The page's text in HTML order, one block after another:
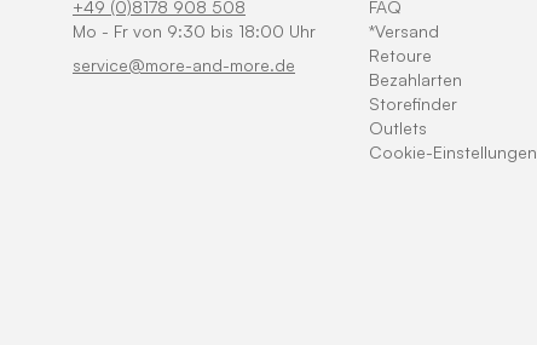
+49 (0)8178 908 508
Mo - Fr von 9:30 bis 18:00 Uhr
service@more-and-more.de
FAQ
*Versand
Retoure
Bezahlarten
Storefinder
Outlets
Cookie-Einstellungen